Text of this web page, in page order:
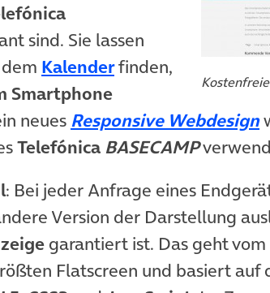
sind. Sie lassen
Kalender(öffnet in neuem
finden,
Smartphone
neuesResponsive Webdesign
Telefónica BASECAMP
: Bei jeder Anfrage eines
Version der Darstellung
garantiert ist. Das geht
Flatscreen und basiert auf